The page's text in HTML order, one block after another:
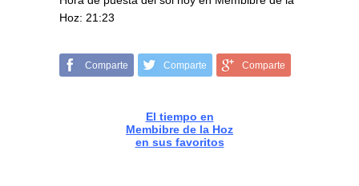
Hoz: 21:23
Comparte Comparte Comparte
El tiempo en
Membibre de la Hoz
en sus favoritos